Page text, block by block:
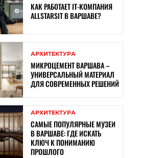
КАК РАБОТАЕТ IT-КОМПАНИЯ
ALLSTARSIT В ВАРШАВЕ?
АРХИТЕКТУРА
МИКРОЦЕМЕНТ ВАРШАВА –
УНИВЕРСАЛЬНЫЙ МАТЕРИАЛ
ДЛЯ СОВРЕМЕННЫХ РЕШЕНИЙ
АРХИТЕКТУРА
САМЫЕ ПОПУЛЯРНЫЕ МУЗЕИ
В ВАРШАВЕ: ГДЕ ИСКАТЬ
КЛЮЧ К ПОНИМАНИЮ
ПРОШЛОГО